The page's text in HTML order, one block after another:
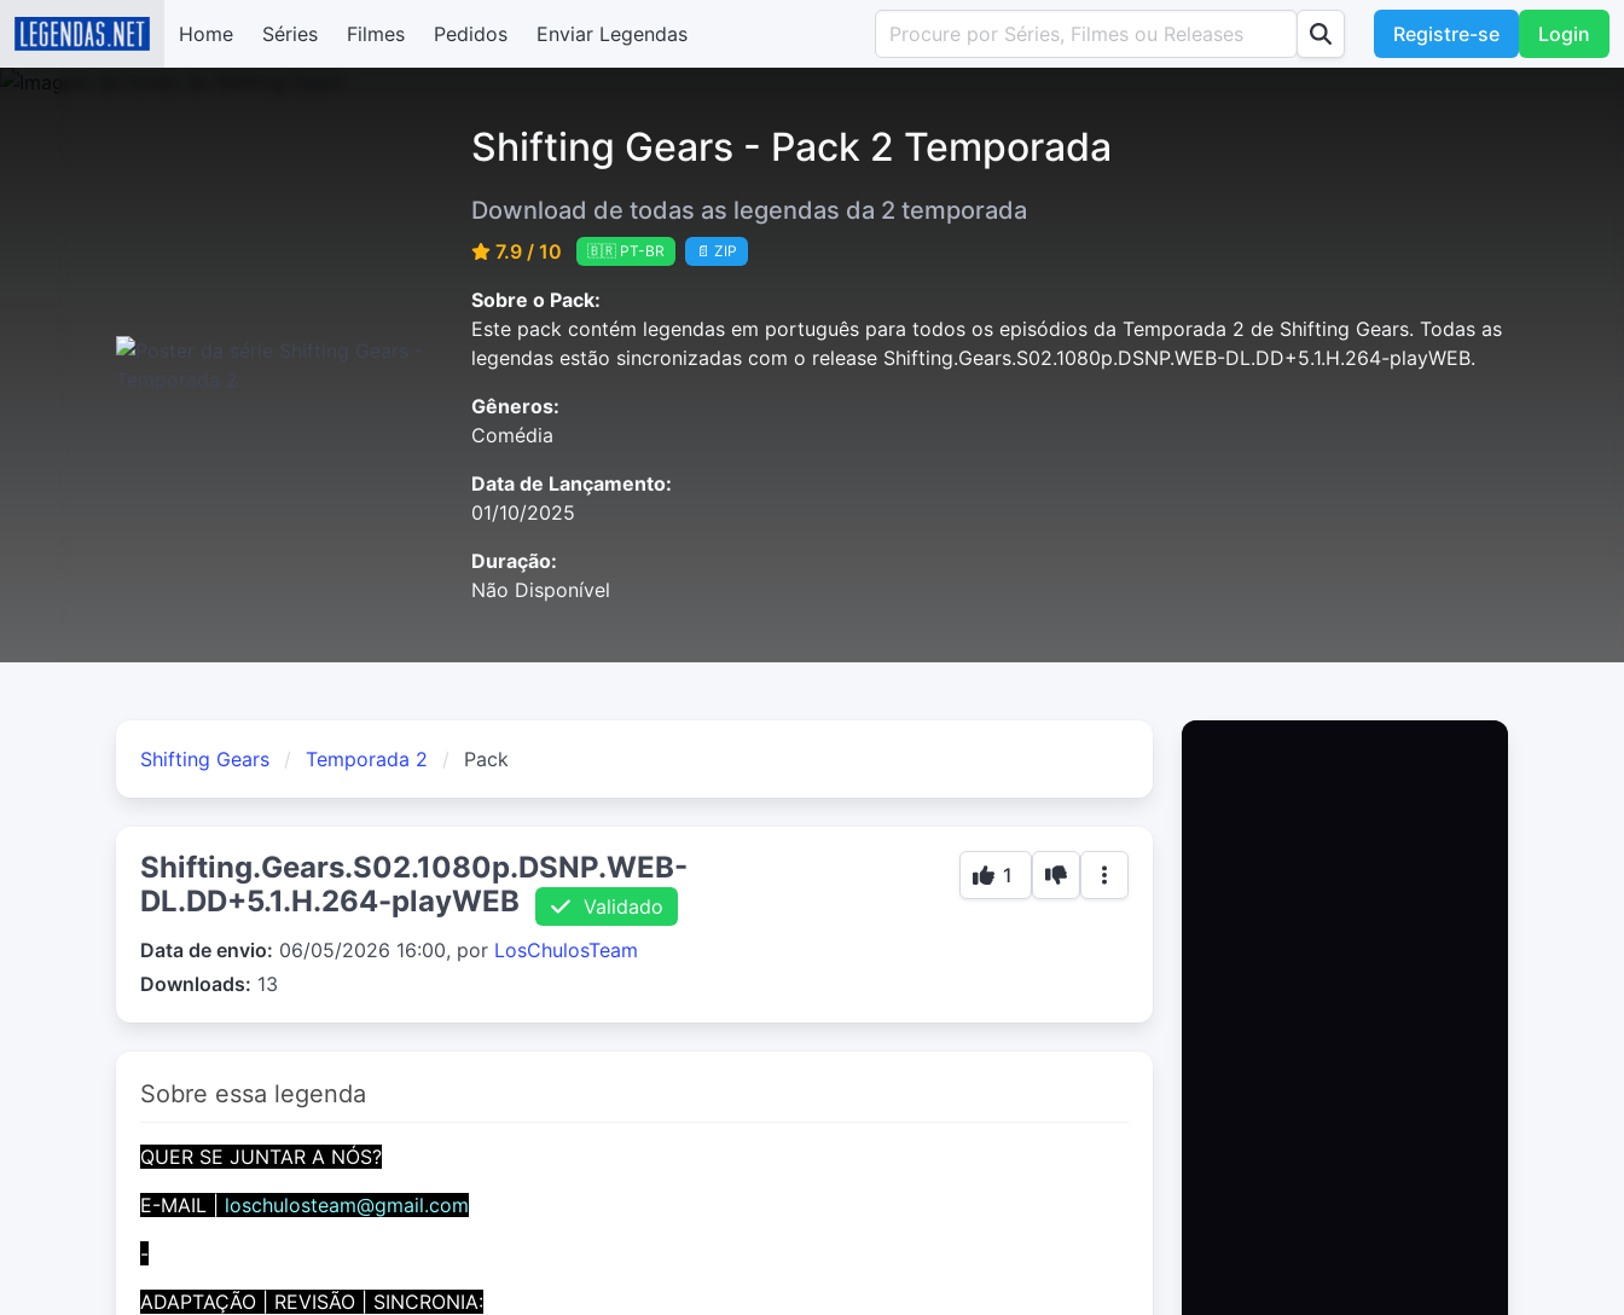
Home Séries Filmes Pedidos Enviar Legendas Registre-se Login
Shifting Gears - Pack 2 Temporada
Download de todas as legendas da 2 temporada
7.9 / 10 🇧🇷 PT-BR 📄 ZIP
Sobre o Pack:
Este pack contém legendas em português para todos os episódios da Temporada 2 de Shifting Gears. Todas as
legendas estão sincronizadas com o release Shifting.Gears.S02.1080p.DSNP.WEB-DL.DD+5.1.H.264-playWEB.
Gêneros:
Comédia
Data de Lançamento:
01/10/2025
Duração:
Não Disponível
Shifting Gears Temporada 2 Pack
Shifting.Gears.S02.1080p.DSNP.WEB-
DL.DD+5.1.H.264-playWEB
Validado
Data de envio: 06/05/2026 16:00, por LosChulosTeam
Downloads: 13
1
Sobre essa legenda
QUER SE JUNTAR A NÓS?
E-MAIL | loschulosteam@gmail.com
-
ADAPTAÇÃO | REVISÃO | SINCRONIA: